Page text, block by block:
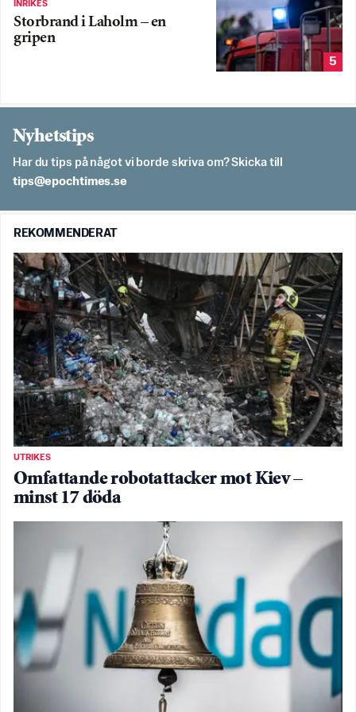
INRIKES
Storbrand i Laholm – en
gripen
5
Nyhetstips
Har du tips på något vi borde skriva om? Skicka till
es.semithcope@spit
REKOMMENDERAT
UTRIKES
Omfattande robotattacker mot Kiev –
minst 17 döda